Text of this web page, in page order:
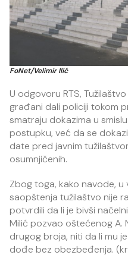
FoNet/Velimir Ilić
U odgovoru RTS,
građani dali policiji tokom
smatraju dokazima u
postupku, već da se
date pred javnim
osumnjičenih.
Zbog toga, kako navode, u
saopštenja tužilaštvo nije
potvrdili da li je bivši
Milić pozvao oštećenog A.
drugog broja, niti da li mu
dođe bez obezbeđenja.